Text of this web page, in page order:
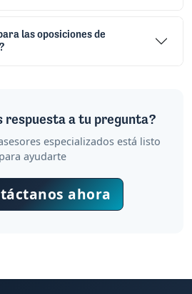
las oposiciones de
respuesta a tu pregunta?
especializados está listo
para ayudarte
ahora